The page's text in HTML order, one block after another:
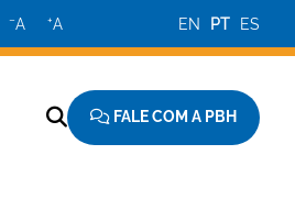
−A +A EN PT ES
FALE COM A PBH